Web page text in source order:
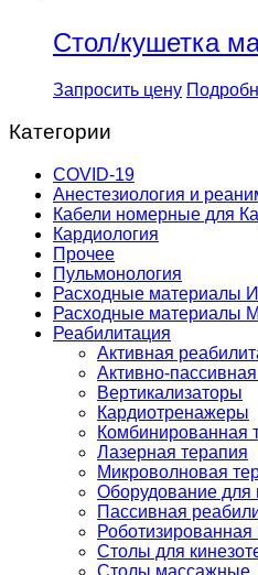
Стол/кушетка
Запросить цену
Категории
COVID-19
Анестезиология и
Кабели номерные для
Кардиология
Прочее
Пульмонология
Расходные материалы
Расходные материалы
Реабилитация
Активная
Активно-
Вертикализаторы
Кардиотренажеры
Комбинированная
Лазерная терапия
Микроволновая
Оборудование для
Пассивная
Столы для
Столы массажные